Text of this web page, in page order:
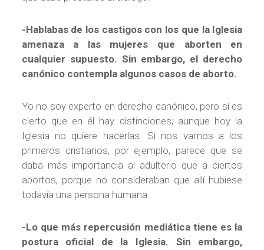
-Hablabas de los castigos con los que la Iglesia
amenaza a las mujeres que aborten en
cualquier supuesto. Sin embargo, el derecho
canónico contempla algunos casos de aborto.
Yo no soy experto en derecho canónico, pero sí es
cierto que en él hay distinciones; aunque hoy la
Iglesia no quiere hacerlas. Si nos vamos a los
primeros cristianos, por ejemplo, parece que se
daba más importancia al adulterio que a ciertos
abortos, porque no consideraban que allí hubiese
todavía una persona humana.
-Lo que más repercusión mediática tiene es la
postura oficial de la Iglesia. Sin embargo,